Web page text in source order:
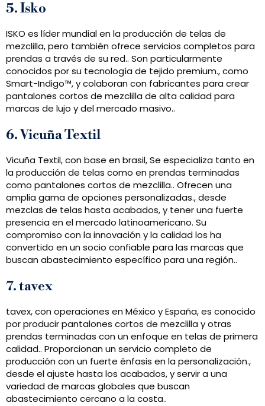
5. Isko
ISKO es líder mundial en la producción de telas de
mezclilla, pero también ofrece servicios completos para
prendas a través de su red.. Son particularmente
conocidos por su tecnología de tejido premium., como
Smart-Indigo™, y colaboran con fabricantes para crear
pantalones cortos de mezclilla de alta calidad para
marcas de lujo y del mercado masivo..
6. Vicuña Textil
Vicuña Textil, con base en brasil, Se especializa tanto en
la producción de telas como en prendas terminadas
como pantalones cortos de mezclilla.. Ofrecen una
amplia gama de opciones personalizadas., desde
mezclas de telas hasta acabados, y tener una fuerte
presencia en el mercado latinoamericano. Su
compromiso con la innovación y la calidad los ha
convertido en un socio confiable para las marcas que
buscan abastecimiento específico para una región..
7. tavex
tavex, con operaciones en México y España, es conocido
por producir pantalones cortos de mezclilla y otras
prendas terminadas con un enfoque en telas de primera
calidad.. Proporcionan un servicio completo de
producción con un fuerte énfasis en la personalización.,
desde el ajuste hasta los acabados, y servir a una
variedad de marcas globales que buscan
abastecimiento cercano a la costa..